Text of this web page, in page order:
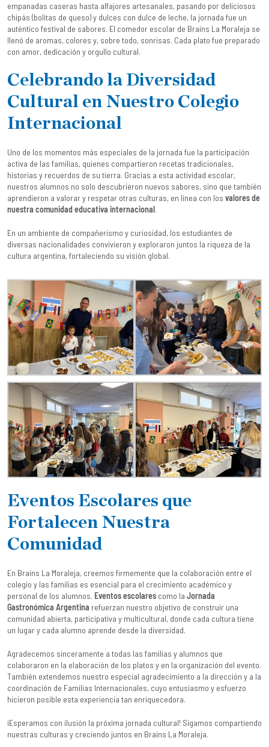
empanadas caseras hasta alfajores artesanales, pasando por deliciosos
chipás (bolitas de queso) y dulces con dulce de leche, la jornada fue un
auténtico festival de sabores. El comedor escolar de Brains La Moraleja se
llenó de aromas, colores y, sobre todo, sonrisas. Cada plato fue preparado
con amor, dedicación y orgullo cultural.
Celebrando la Diversidad
Cultural en Nuestro Colegio
Internacional
Uno de los momentos más especiales de la jornada fue la participación
activa de las familias, quienes compartieron recetas tradicionales,
historias y recuerdos de su tierra. Gracias a esta actividad escolar,
nuestros alumnos no solo descubrieron nuevos sabores, sino que también
aprendieron a valorar y respetar otras culturas, en línea con los valores de
nuestra comunidad educativa internacional.
En un ambiente de compañerismo y curiosidad, los estudiantes de
diversas nacionalidades convivieron y exploraron juntos la riqueza de la
cultura argentina, fortaleciendo su visión global.
Eventos Escolares que
Fortalecen Nuestra
Comunidad
En Brains La Moraleja, creemos firmemente que la colaboración entre el
colegio y las familias es esencial para el crecimiento académico y
personal de los alumnos. Eventos escolares como la Jornada
Gastronómica Argentina refuerzan nuestro objetivo de construir una
comunidad abierta, participativa y multicultural, donde cada cultura tiene
un lugar y cada alumno aprende desde la diversidad.
Agradecemos sinceramente a todas las familias y alumnos que
colaboraron en la elaboración de los platos y en la organización del evento.
También extendemos nuestro especial agradecimiento a la dirección y a la
coordinación de Familias Internacionales, cuyo entusiasmo y esfuerzo
hicieron posible esta experiencia tan enriquecedora.
¡Esperamos con ilusión la próxima jornada cultural! Sigamos compartiendo
nuestras culturas y creciendo juntos en Brains La Moraleja.